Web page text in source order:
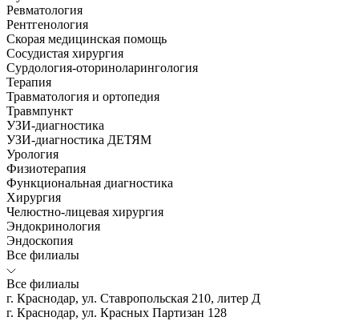
Ревматология
Рентгенология
Скорая медицинская помощь
Сосудистая хирургия
Сурдология-оториноларингология
Терапия
Травматология и ортопедия
Травмпункт
УЗИ-диагностика
УЗИ-диагностика ДЕТЯМ
Урология
Физиотерапия
Функциональная диагностика
Хирургия
Челюстно-лицевая хирургия
Эндокринология
Эндоскопия
Все филиалы
Все филиалы
г. Краснодар, ул. Ставропольская 210, литер Д
г. Краснодар, ул. Красных Партизан 128